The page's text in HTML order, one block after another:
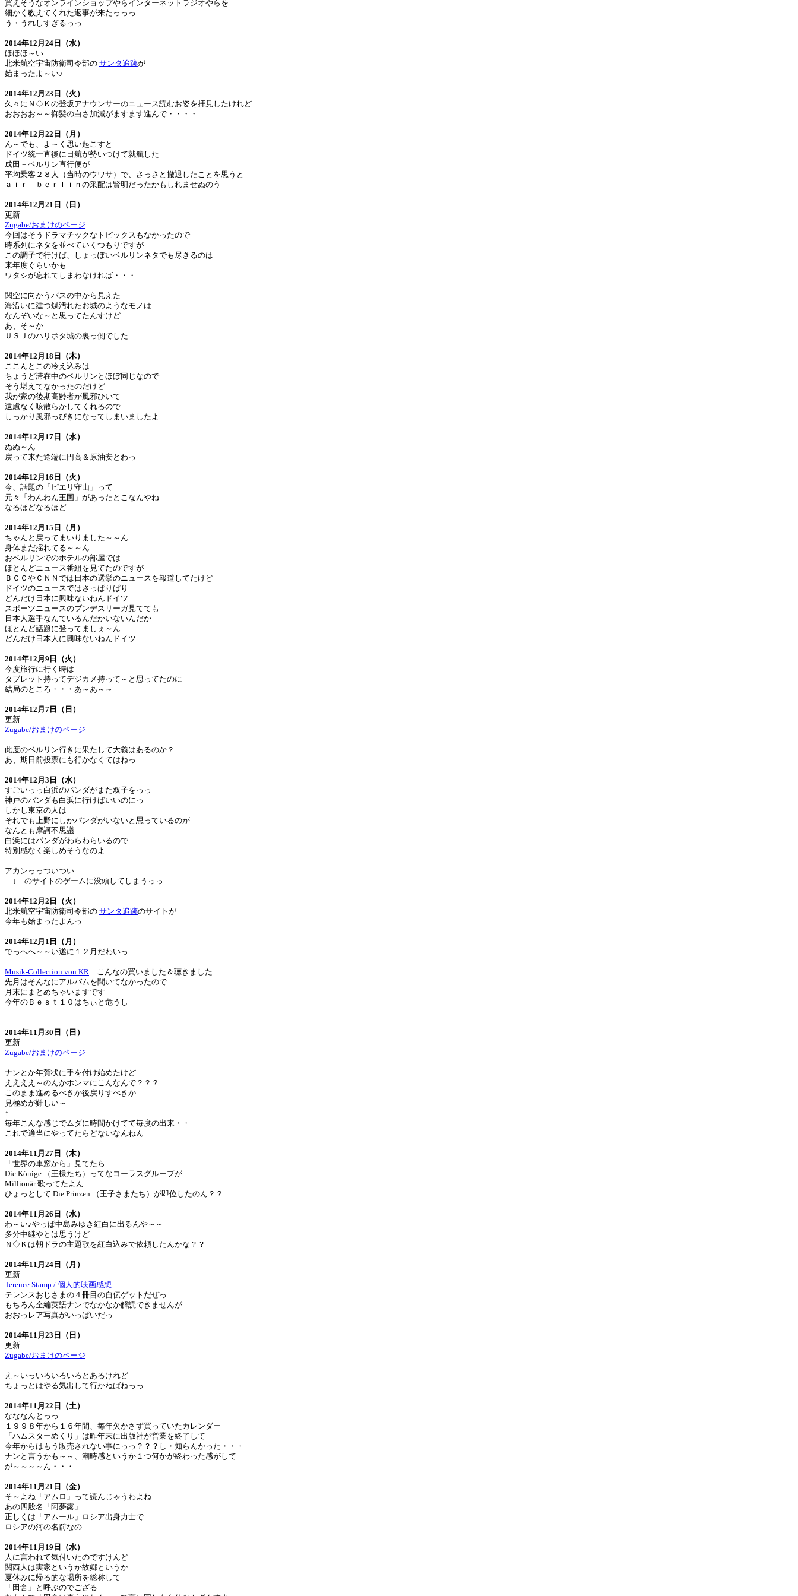
買えそうなオンラインショップやらインターネットラジオやらを
細かく教えてくれた返事が来たっっっ
う・うれしすぎるっっ
2014年12月24日（水）
ほほほ～い
北米航空宇宙防衛司令部の サンタ追跡が
始まったよ～い♪
2014年12月23日（火）
久々にＮ◇Ｋの登坂アナウンサーのニュース読むお姿を拝見したけれど
おおおお～～御髪の白さ加減がますます進んで・・・・
2014年12月22日（月）
ん～でも、よ～く思い起こすと
ドイツ統一直後に日航が勢いつけて就航した
成田－ベルリン直行便が
平均乗客２８人（当時のウワサ）で、さっさと撤退したことを思うと
ａｉｒ ｂｅｒｌｉｎの采配は賢明だったかもしれませぬのう
2014年12月21日（日）
更新
Zugabe/おまけのページ
今回はそうドラマチックなトピックスもなかったので
時系列にネタを並べていくつもりですが
この調子で行けば、しょっぽいベルリンネタでも尽きるのは
来年度ぐらいかも
ワタシが忘れてしまわなければ・・・
関空に向かうバスの中から見えた
海沿いに建つ煤汚れたお城のようなモノは
なんぞいな～と思ってたんすけど
あ、そ～か
ＵＳＪのハリポタ城の裏っ側でした
2014年12月18日（木）
ここんとこの冷え込みは
ちょうど滞在中のベルリンとほぼ同じなので
そう堪えてなかったのだけど
我が家の後期高齢者が風邪ひいて
遠慮なく咳散らかしてくれるので
しっかり風邪っぴきになってしまいましたよ
2014年12月17日（水）
ぬぬ～ん
戻って来た途端に円高＆原油安とわっ
2014年12月16日（火）
今、話題の「ピエリ守山」って
元々「わんわん王国」があったとこなんやね
なるほどなるほど
2014年12月15日（月）
ちゃんと戻ってまいりました～～ん
身体まだ揺れてる～～ん
おベルリンでのホテルの部屋では
ほとんどニュース番組を見てたのですが
ＢＣＣやＣＮＮでは日本の選挙のニュースを報道してたけど
ドイツのニュースではさっぱりぱり
どんだけ日本に興味ないねんドイツ
スポーツニュースのブンデスリーガ見てても
日本人選手なんているんだかいないんだか
ほとんど話題に登ってましぇ～ん
どんだけ日本人に興味ないねんドイツ
2014年12月9日（火）
今度旅行に行く時は
タブレット持ってデジカメ持って～と思ってたのに
結局のところ・・・あ～あ～～
2014年12月7日（日）
更新
Zugabe/おまけのページ
此度のベルリン行きに果たして大義はあるのか？
あ、期日前投票にも行かなくてはねっ
2014年12月3日（水）
すごいっっ白浜のパンダがまた双子をっっ
神戸のパンダも白浜に行けばいいのにっ
しかし東京の人は
それでも上野にしかパンダがいないと思っているのが
なんとも摩訶不思議
白浜にはパンダがわらわらいるので
特別感なく楽しめそうなのよ
アカンっっついつい
↓ のサイトのゲームに没頭してしまうっっ
2014年12月2日（火）
北米航空宇宙防衛司令部の サンタ追跡のサイトが
今年も始まったよんっ
2014年12月1日（月）
でっへへ～～い遂に１２月だわいっ
Musik-Collection von KR こんなの買いました＆聴きました
先月はそんなにアルバムを聞いてなかったので
月末にまとめちゃいますです
今年のＢｅｓｔ１０はちぃと危うし
2014年11月30日（日）
更新
Zugabe/おまけのページ
ナンとか年賀状に手を付け始めたけど
ええええ～のんかホンマにこんなんで？？？
このまま進めるべきか後戻りすべきか
見極めが難しい～
↑
毎年こんな感じでムダに時間かけてて毎度の出来・・
これで適当にやってたらどないなんねん
2014年11月27日（木）
「世界の車窓から」見てたら
Die Könige （王様たち）ってなコーラスグループが
Millionär 歌ってたよん
ひょっとして Die Prinzen （王子さまたち）が即位したのん？？
2014年11月26日（水）
わ～い♪やっぱ中島みゆき紅白に出るんや～～
多分中継やとは思うけど
Ｎ◇Ｋは朝ドラの主題歌を紅白込みで依頼したんかな？？
2014年11月24日（月）
更新
Terence Stamp / 個人的映画感想
テレンスおじさまの４冊目の自伝ゲットだぜっ
もちろん全編英語ナンでなかなか解読できませんが
おおっレア写真がいっぱいだっ
2014年11月23日（日）
更新
Zugabe/おまけのページ
え～いっいろいろいろとあるけれど
ちょっとはやる気出して行かねばねっっ
2014年11月22日（土）
なななんとっっ
１９９８年から１６年間、毎年欠かさず買っていたカレンダー
「ハムスターめくり」は昨年末に出版社が営業を終了して
今年からはもう販売されない事にっっ？？？し・知らんかった・・・
ナンと言うかも～～、潮時感というか１つ何かが終わった感がして
が～～～～ん・・・
2014年11月21日（金）
そ～よね「アムロ」って読んじゃうわよね
あの四股名「阿夢露」
正しくは「アムール」ロシア出身力士で
ロシアの河の名前なの
2014年11月19日（水）
人に言われて気付いたのですけんど
関西人は実家というか故郷というか
夏休みに帰る的な場所を総称して
「田舎」と呼ぶのでござる